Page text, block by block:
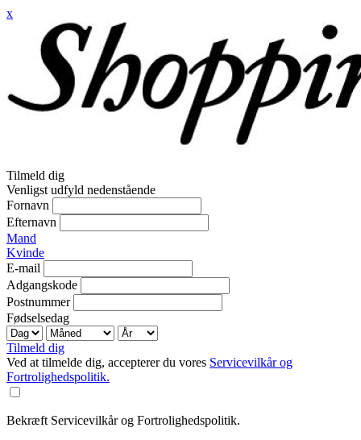
x
Tilmeld dig
Venligst udfyld nedenstående
Fornavn
Efternavn
Mand
Kvinde
E-mail
Adgangskode
Postnummer
Fødselsedag
Tilmeld dig
Ved at tilmelde dig, accepterer du vores Servicevilkår og
Fortrolighedspolitik.
Bekræft Servicevilkår og Fortrolighedspolitik.